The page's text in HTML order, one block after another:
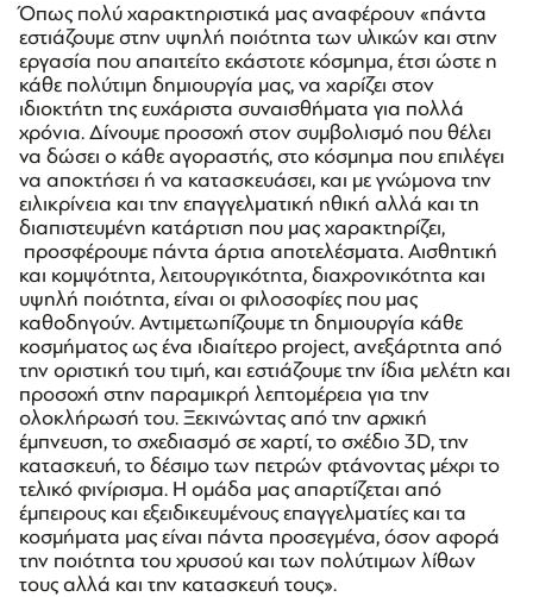
Όπως πολύ χαρακτηριστικά μας αναφέρουν «πάντα
εστιάζουμε στην υψηλή ποιότητα των υλικών και στην
εργασία που απαιτείτο εκάστοτε κόσμημα, έτσι ώστε η
κάθε πολύτιμη δημιουργία μας, να χαρίζει στον
ιδιοκτήτη της ευχάριστα συναισθήματα για πολλά
χρόνια. Δίνουμε προσοχή στον συμβολισμό που θέλει
να δώσει ο κάθε αγοραστής, στο κόσμημα που επιλέγει
να αποκτήσει ή να κατασκευάσει, και με γνώμονα την
ειλικρίνεια και την επαγγελματική ηθική αλλά και τη
διαπιστευμένη κατάρτιση που μας χαρακτηρίζει,
προσφέρουμε πάντα άρτια αποτελέσματα. Αισθητική
και κομψότητα, λειτουργικότητα, διαχρονικότητα και
υψηλή ποιότητα, είναι οι φιλοσοφίες που μας
καθοδηγούν. Αντιμετωπίζουμε τη δημιουργία κάθε
κοσμήματος ως ένα ιδιαίτερο project, ανεξάρτητα από
την οριστική του τιμή, και εστιάζουμε την ίδια μελέτη και
προσοχή στην παραμικρή λεπτομέρεια για την
ολοκλήρωσή του. Ξεκινώντας από την αρχική
έμπνευση, το σχεδιασμό σε χαρτί, το σχέδιο 3D, την
κατασκευή, το δέσιμο των πετρών φτάνοντας μέχρι το
τελικό φινίρισμα. Η ομάδα μας απαρτίζεται από
έμπειρους και εξειδικευμένους επαγγελματίες και τα
κοσμήματα μας είναι πάντα προσεγμένα, όσον αφορά
την ποιότητα του χρυσού και των πολύτιμων λίθων
τους αλλά και την κατασκευή τους».